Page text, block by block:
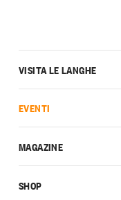
VISITA LE LANGHE
EVENTI
MAGAZINE
SHOP